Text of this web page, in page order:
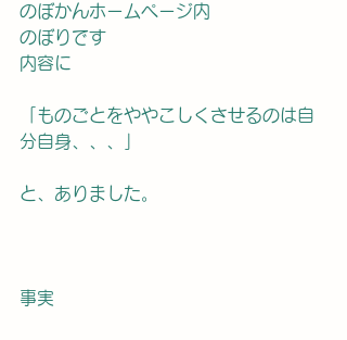
のぼかんホームページ内
のぼりです
内容に
「ものごとをややこしくさせるのは自
分自身、、、」
と、ありました。
事実